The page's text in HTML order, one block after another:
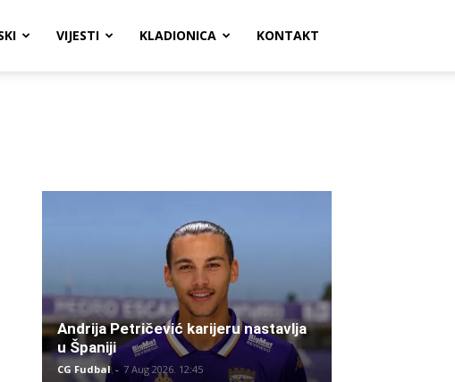
VIJESTI KLADIONICA KONTAKT
Andrija Petričević karijeru nastavlja
u Španiji
CG Fudbal - 7 Aug 2026. 12:45